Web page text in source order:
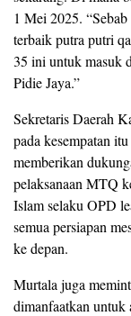
1 Mei 2025.
terbaik putra putri
35 ini untuk masuk
Pidie Jaya.”
Sekretaris Daerah
pada kesempatan
memberikan
pelaksanaan MTQ
Islam selaku OPD
semua persiapan
ke depan.
Murtala juga
dimanfaatkan